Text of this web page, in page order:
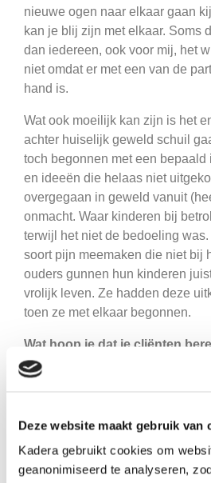
Deze website maakt gebruik van
Kadera gebruikt cookies om
geanonimiseerd te analyseren,
nieuwe ogen naar elkaar gaan
kan je blij zijn met elkaar. Soms
dan iedereen, ook voor mij, het
niet omdat er met een van de
hand is.
Wat ook moeilijk kan zijn is het
achter huiselijk geweld schuil
toch begonnen met een bepaald
en ideeën die helaas niet
overgegaan in geweld vanuit
onmacht. Waar kinderen bij
terwijl het niet de bedoeling
soort pijn meemaken die niet bij
ouders gunnen hun kinderen
vrolijk leven. Ze hadden deze
toen ze met elkaar begonnen.
Wat hoop je dat je cliënten
jullie samen doen?
oppakken zoals zij willen. Met
de toekomst en met mensen om
hen zijn en vice versa. De